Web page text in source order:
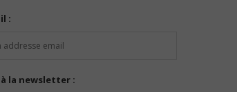
:
à la newsletter :